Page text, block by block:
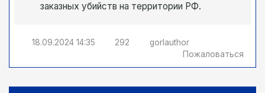
заказных убийств на территории РФ.
18.09.2024 14:35 292
gorlauthor
Пожаловаться